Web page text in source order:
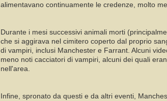
alimentavano continuamente le credenze, molto
Durante i mesi successivi animali morti
che si aggirava nel cimitero coperto dal proprio
di vampiri, inclusi Manchester e Farrant. Alcuni
meno noti cacciatori di vampiri, alcuni dei quali
nell'area.
Infine, spronato da questi e da altri eventi,